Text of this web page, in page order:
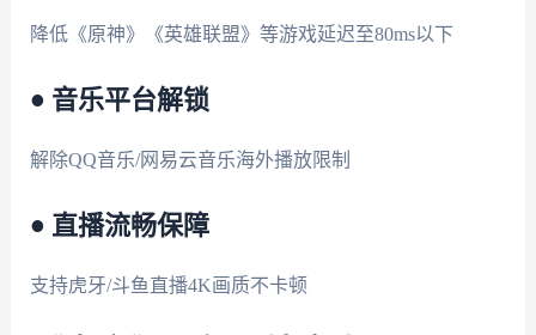
降低《原神》《英雄联盟》等游戏延迟至80ms以下
• 音乐平台解锁
解除QQ音乐/网易云音乐海外播放限制
• 直播流畅保障
支持虎牙/斗鱼直播4K画质不卡顿